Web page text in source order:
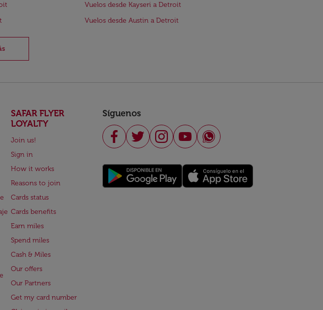
Vuelos desde Kayseri a Detroit
Vuelos desde Austin a Detroit
SAFAR FLYER
LOYALTY
Join us!
Sign in
How it works
Reasons to join
Cards status
Cards benefits
Earn miles
Spend miles
Cash & Miles
Our offers
Our Partners
Get my card number
Síguenos